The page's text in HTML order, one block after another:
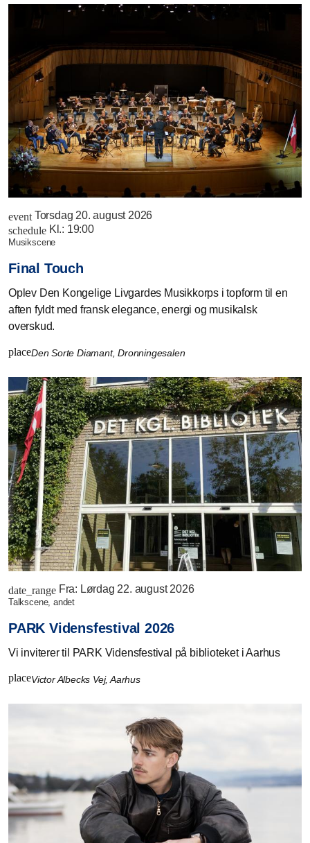
event Torsdag 20. august 2026
schedule Kl.: 19:00
musikscene
Final Touch
Oplev Den Kongelige Livgardes Musikkorps i topform til en
aften fyldt med fransk elegance, energi og musikalsk
overskud.
placeDen Sorte Diamant, Dronningesalen
date_range Fra: Lørdag 22. august 2026
talkscene, andet
PARK Vidensfestival 2026
Vi inviterer til PARK Vidensfestival på biblioteket i Aarhus
placeVictor Albecks Vej, Aarhus